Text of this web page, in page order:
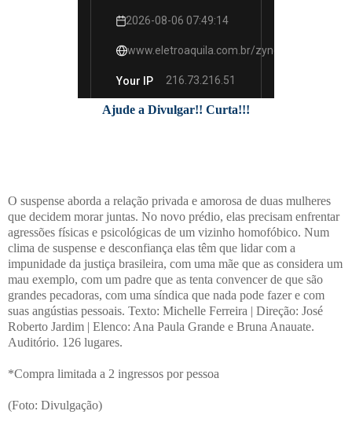
Ajude a Divulgar!! Curta!!!
O suspense aborda a relação privada e amorosa de duas mulheres
que decidem morar juntas. No novo prédio, elas precisam enfrentar
agressões físicas e psicológicas de um vizinho homofóbico. Num
clima de suspense e desconfiança elas têm que lidar com a
impunidade da justiça brasileira, com uma mãe que as considera um
mau exemplo, com um padre que as tenta convencer de que são
grandes pecadoras, com uma síndica que nada pode fazer e com
suas angústias pessoais. Texto: Michelle Ferreira | Direção: José
Roberto Jardim | Elenco: Ana Paula Grande e Bruna Anauate.
Auditório. 126 lugares.
*Compra limitada a 2 ingressos por pessoa
(Foto: Divulgação)